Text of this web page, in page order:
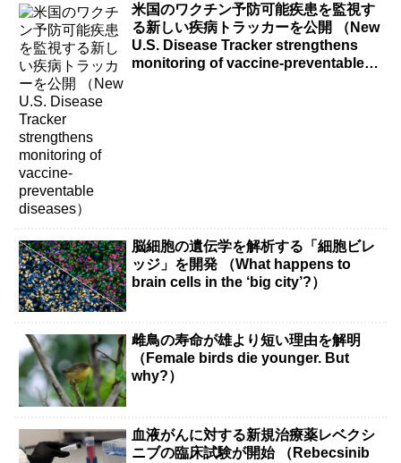
米国のワクチン予防可能疾患を監視す
る新しい疾病トラッカーを公開 （New
U.S. Disease Tracker strengthens
monitoring of vaccine-preventable
脳細胞の遺伝学を解析する「細胞ビレ
ッジ」を開発 （What happens to
brain cells in the ‘big city’?）
雌鳥の寿命が雄より短い理由を解明
（Female birds die younger. But
why?）
血液がんに対する新規治療薬レベクシ
ニブの臨床試験が開始 （Rebecsinib